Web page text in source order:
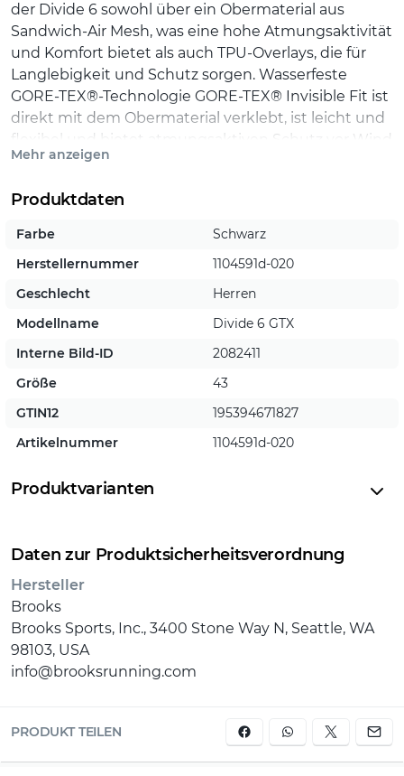
der Divide 6 sowohl über ein Obermaterial aus
Sandwich-Air Mesh, was eine hohe Atmungsaktivität
und Komfort bietet als auch TPU-Overlays, die für
Langlebigkeit und Schutz sorgen. Wasserfeste
GORE-TEX®-Technologie GORE-TEX® Invisible Fit ist
direkt mit dem Obermaterial verklebt, ist leicht und
flexibel und bietet atmungsaktiven Schutz vor Wind
und Wetter.
Nahtloser Übergang von der Straße auf den
Trail Die softe DNA LOFT v2-Dämpfung sorgt für
Trails, während griffige Stollen für Traktion auf
unbefestigten Untergründen sorgen.
über ein Obermaterial aus Sandwich-Air Mesh,
was eine hohe Atmungsaktivität und Komfort
Langlebigkeit und Schutz sorgen.
Wasserfeste GORE-TEX®-Technologie GORE-
Obermaterial verklebt, ist leicht und flexibel
Mehr anzeigen
Produktdaten
Farbe
Schwarz
Herstellernummer
1104591d-020
Geschlecht
Herren
Modellname
Divide 6 GTX
Interne Bild-ID
2082411
Größe
43
GTIN12
195394671827
Artikelnummer
1104591d-020
Produktvarianten
Daten zur Produktsicherheitsverordnung
Hersteller
Brooks
Brooks Sports, Inc., 3400 Stone Way N, Seattle, WA
98103, USA
info@brooksrunning.com
PRODUKT TEILEN